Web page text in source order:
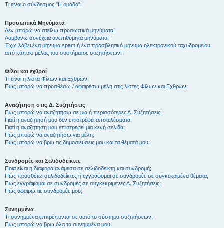
Τι είναι ο σύνδεσμος "Η ομάδα”;
Προσωπικά Μηνύματα
Δεν μπορώ να στείλω προσωπικά μηνύματα!
Λαμβάνω συνέχεια ανεπιθύμητα μηνύματα!
Έχω λάβει ένα μήνυμα spam ή ένα προσβλητικό μήνυμα ηλεκτρονικού ταχυδρομείου
από κάποιο μέλος του συστήματος συζητήσεων!
Φίλοι και εχθροί
Τι είναι η λίστα Φίλων και Εχθρών;
Πώς μπορώ να προσθέσω / αφαιρέσω μέλη στις λίστες Φίλων και Εχθρών;
Αναζήτηση στις Δ. Συζητήσεις
Πώς μπορώ να αναζητήσω σε μια ή περισσότερες Δ. Συζητήσεις;
Γιατί η αναζήτησή μου δεν επιστρέφει αποτελέσματα;
Γιατί η αναζήτηση μου επιστρέφει μια κενή σελίδα;
Πώς μπορώ να αναζητήσω για μέλη;
Πώς μπορώ να βρω τις δημοσιεύσεις μου και τα θέματά μου;
Συνδρομές και Σελιδοδείκτες
Ποια είναι η διαφορά ανάμεσα σε σελιδοδείκτη και συνδρομή;
Πώς προσθέτω σελιδοδείκτες ή εγγράφομαι σε συνδρομές σε συγκεκριμένα θέματα;
Πώς εγγράφομαι σε συνδρομές σε συγκεκριμένες Δ. Συζητήσεις;
Πώς αφαιρώ τις συνδρομές μου;
Συνημμένα
Τι συνημμένα επιτρέπονται σε αυτό το σύστημα συζητήσεων;
Πώς μπορώ να βρω όλα τα συνημμένα μου;